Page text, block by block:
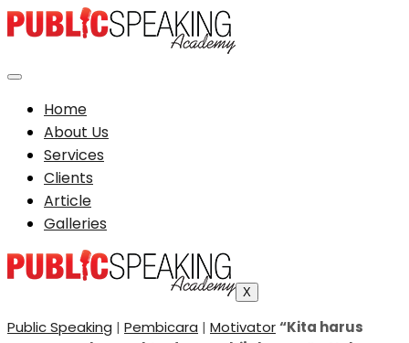
Home
About Us
Services
Clients
Article
Galleries
X
Public Speaking | Pembicara | Motivator“Kita harus